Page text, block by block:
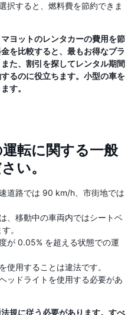
択すると、燃料費を節約できま
ヨットのレンタカーの費用を節
を比較すると、最もお得なプラ
た、割引を探してレンタル期間
るのに役立ちます。小型の車を
す。
転に関する一般
い。
道路では 90 km/h、市街地では
、移動中の車両内ではシートベ
。
が 0.05% を超える状態での運
使用することは違法です。
ッドライトを使用する必要があ
規に従う必要があります。すべ